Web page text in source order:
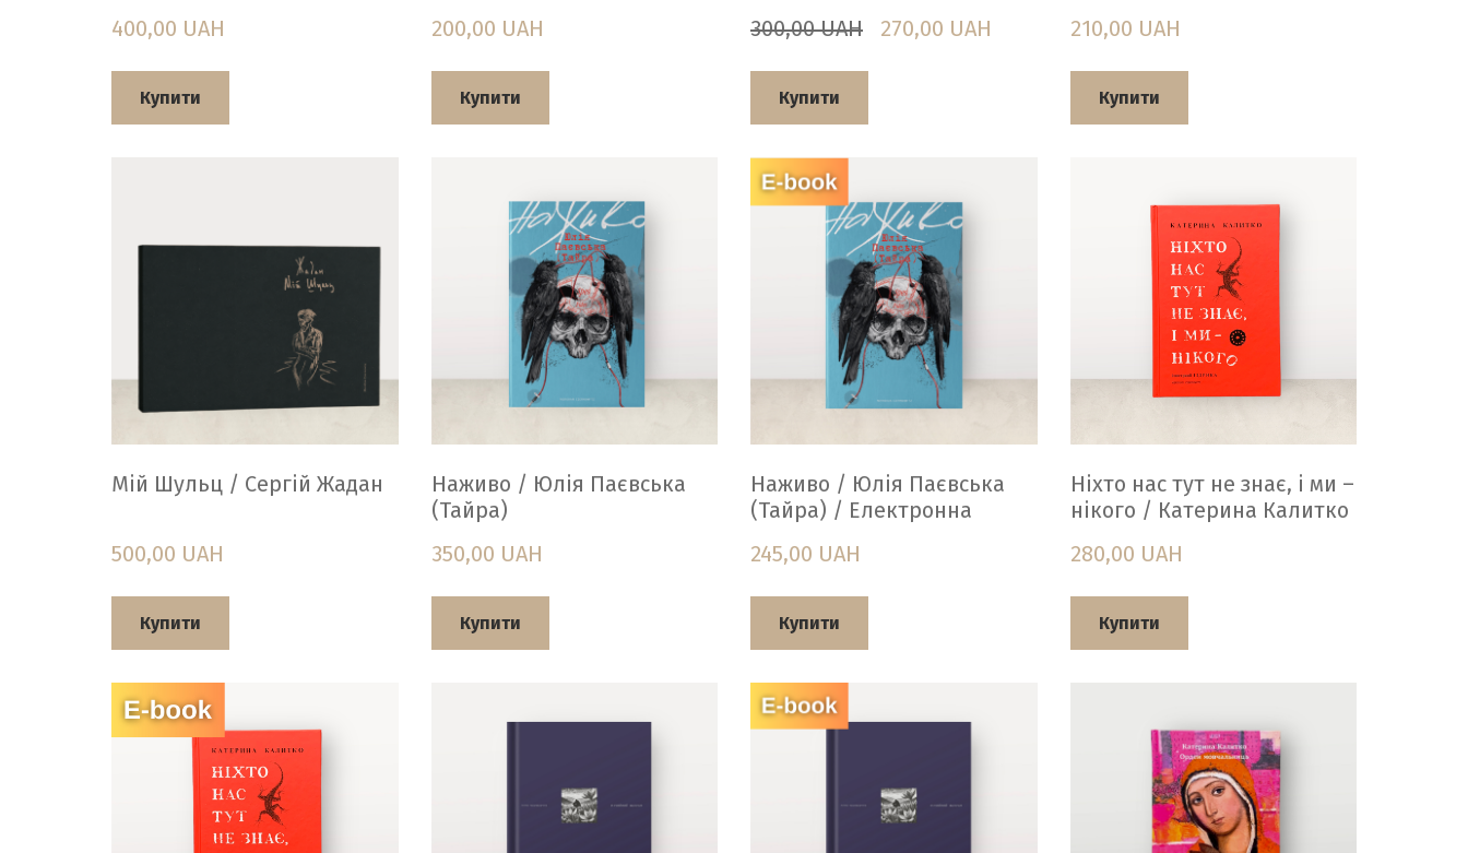
400,00 UAH
Купити
200,00 UAH
Купити
300,00 UAH 270,00 UAH
Купити
210,00 UAH
Купити
Мій Шульц / Cергій Жадан
500,00 UAH
Купити
Наживо / Юлія Паєвська
(Тайра)
350,00 UAH
Купити
Наживо / Юлія Паєвська
(Тайра) / Електронна
245,00 UAH
Купити
Ніхто нас тут не знає, і ми –
нікого / Катерина Калитко
280,00 UAH
Купити